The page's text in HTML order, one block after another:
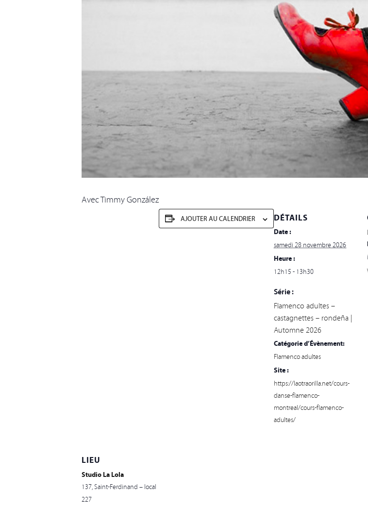
Avec Timmy González
AJOUTER AU CALENDRIER DÉTAILS
Date :
samedi 28 novembre 2026
Heure :
12h15 - 13h30
Série :
Flamenco adultes –
castagnettes – rondeña |
Automne 2026
Catégorie d’Évènement:
Flamenco adultes
Site :
https://laotraorilla.net/cours-
danse-flamenco-
montreal/cours-flamenco-
adultes/
LIEU
Studio La Lola
137, Saint-Ferdinand – local
227